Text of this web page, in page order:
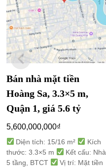
Bán nhà mặt tiền
Hoàng Sa, 3.3×5 m,
Quận 1, giá 5.6 tỷ
5,600,000,000₫
Diện tích: 15/16 m²
Kích
thước: 3.3×5 m
Kết cấu: Nhà
5 tầng, BTCT
Vị trí: Mặt tiền